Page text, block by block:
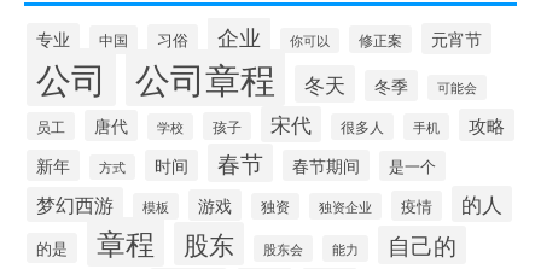
专业 中国 习俗 企业 你可以 修正案 元宵节
公司 公司章程 冬天 冬季 可能会
员工 唐代 学校 孩子 宋代 很多人 手机 攻略
新年 方式 时间 春节 春节期间 是一个
梦幻西游 模板 游戏 独资 独资企业 疫情 的人
的是 章程 股东 股东会 能力 自己的